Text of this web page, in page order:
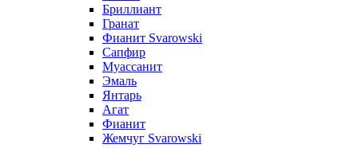
Бриллиант
Гранат
Фианит Svarowski
Сапфир
Муассанит
Эмаль
Янтарь
Агат
Фианит
Жемчуг Svarowski